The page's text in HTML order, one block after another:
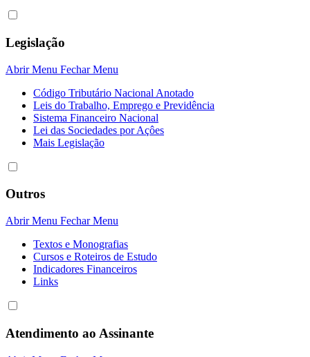
Legislação
Abrir Menu Fechar Menu
Código Tributário Nacional Anotado
Leis do Trabalho, Emprego e Previdência
Sistema Financeiro Nacional
Lei das Sociedades por Açôes
Mais Legislação
Outros
Abrir Menu Fechar Menu
Textos e Monografias
Cursos e Roteiros de Estudo
Indicadores Financeiros
Links
Atendimento ao Assinante